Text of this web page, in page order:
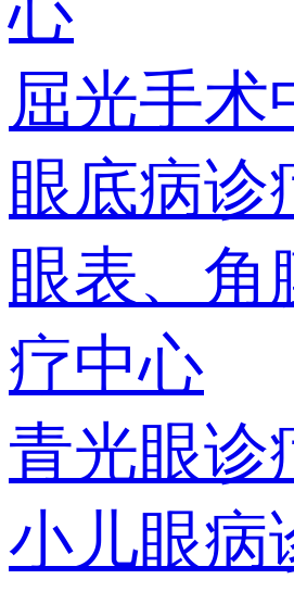
屈光手术
眼底病诊
眼表、角
疗中心
青光眼诊
小儿眼病